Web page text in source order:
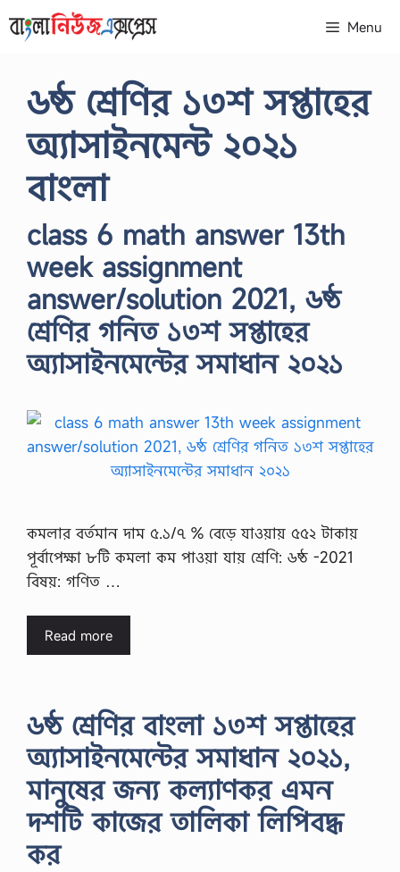
to
Menu
৬ষ্ঠ শ্রেণির ১৩শ সপ্তাহের
অ্যাসাইনমেন্ট ২০২১
বাংলা
class 6 math answer 13th
week assignment
answer/solution 2021, ৬ষ্ঠ
শ্রেণির গনিত ১৩শ সপ্তাহের
অ্যাসাইনমেন্টের সমাধান ২০২১
কমলার বর্তমান দাম ৫.১/৭ % বেড়ে যাওয়ায় ৫৫২ টাকায়
পূর্বাপেক্ষা ৮টি কমলা কম পাওয়া যায় শ্রেণি: ৬ষ্ঠ -2021
বিষয়: গণিত …
Read more
৬ষ্ঠ শ্রেণির বাংলা ১৩শ সপ্তাহের
অ্যাসাইনমেন্টের সমাধান ২০২১,
মানুষের জন্য কল্যাণকর এমন
দশটি কাজের তালিকা লিপিবদ্ধ
কর